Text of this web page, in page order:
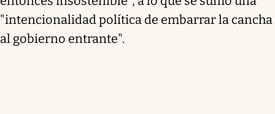
"intencionalidad política de embarrar la cancha
al gobierno entrante".